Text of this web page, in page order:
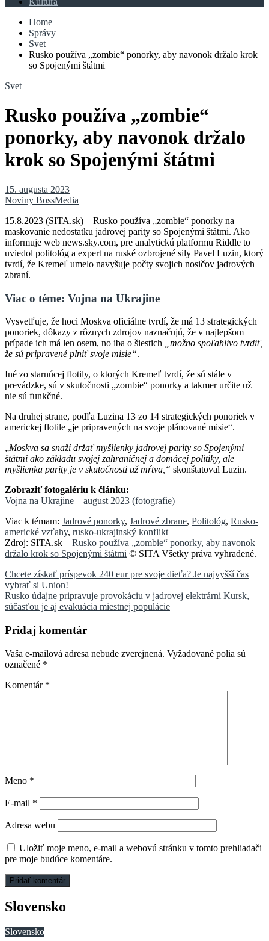
Home
Správy
Svet
Rusko používa „zombie“ ponorky, aby navonok držalo krok
so Spojenými štátmi
Svet
Rusko používa „zombie“
ponorky, aby navonok držalo
krok so Spojenými štátmi
15. augusta 2023
Noviny BossMedia
15.8.2023 (SITA.sk) – Rusko používa „zombie“ ponorky na
maskovanie nedostatku jadrovej parity so Spojenými štátmi. Ako
informuje web news.sky.com, pre analytickú platformu Riddle to
uviedol politológ a expert na ruské ozbrojené sily Pavel Luzin, ktorý
tvrdí, že Kremeľ umelo navyšuje počty svojich nosičov jadrových
zbraní.
Viac o téme: Vojna na Ukrajine
Vysvetľuje, že hoci Moskva oficiálne tvrdí, že má 13 strategických
ponoriek, dôkazy z rôznych zdrojov naznačujú, že v najlepšom
prípade ich má len osem, no iba o šiestich
„možno spoľahlivo tvrdiť,
že sú pripravené plniť svoje misie“.
Iné zo starnúcej flotily, o ktorých Kremeľ tvrdí, že sú stále v
prevádzke, sú v skutočnosti „zombie“ ponorky a takmer určite už
nie sú funkčné.
Na druhej strane, podľa Luzina 13 zo 14 strategických ponoriek v
americkej flotile „je pripravených na svoje plánované misie“.
„Moskva sa snaží držať myšlienky jadrovej parity so Spojenými
štátmi ako základu svojej zahraničnej a domácej politiky, ale
myšlienka parity je v skutočnosti už mŕtva,“ skonštatoval Luzin.
Zobraziť fotogalériu k článku:
Vojna na Ukrajine – august 2023 (fotografie)
Viac k témam: Jadrové ponorky, Jadrové zbrane, Politológ, Rusko-
americké vzťahy, rusko-ukrajinský konflikt
Zdroj: SITA.sk – Rusko používa „zombie“ ponorky, aby navonok
držalo krok so Spojenými štátmi © SITA Všetky práva vyhradené.
Navigácia
v
článku
Chcete získať príspevok 240 eur pre svoje dieťa? Je najvyšší čas
vybrať si Union!
Rusko údajne pripravuje provokáciu v jadrovej elektrárni Kursk,
súčasťou je aj evakuácia miestnej populácie
Pridaj komentár
Vaša e-mailová adresa nebude zverejnená. Vyžadované polia sú
označené *
Komentár *
Meno *
E-mail *
Adresa webu
Uložiť moje meno, e-mail a webovú stránku v tomto prehliadači
pre moje budúce komentáre.
Slovensko
Slovensko